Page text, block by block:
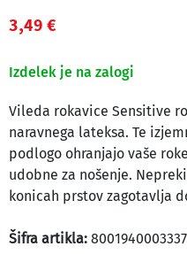
3,49 €
Izdelek je na zalogi
Vileda rokavice Sensitive
naravnega lateksa. Te
podlogo ohranjajo vaše
udobne za nošenje.
konicah prstov zagotavlja
Šifra artikla: 8001940003337